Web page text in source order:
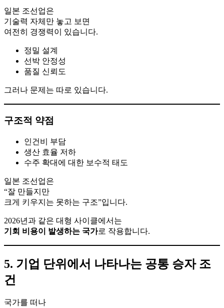
일본 조선업은
기술력 자체만 놓고 보면
여전히 경쟁력이 있습니다.
정밀 설계
선박 안정성
품질 신뢰도
그러나 문제는 따로 있습니다.
구조적 약점
인건비 부담
생산 효율 저하
수주 확대에 대한 보수적 태도
일본 조선업은
“잘 만들지만
크게 키우지는 못하는 구조”입니다.
2026년과 같은 대형 사이클에서는
기회 비용이 발생하는 국가로 작용합니다.
5. 기업 단위에서 나타나는 공통 승자 조
건
국가를 떠나